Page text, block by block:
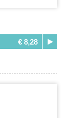
€ 8,28